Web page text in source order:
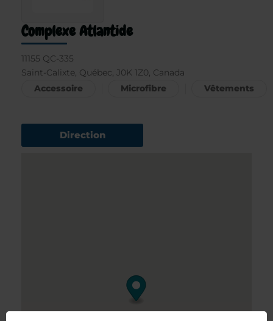
Complexe Atlantide
11155 QC-335
Saint-Calixte, Québec, J0K 1Z0, Canada
Accessoire
Microfibre Vêtements
Direction